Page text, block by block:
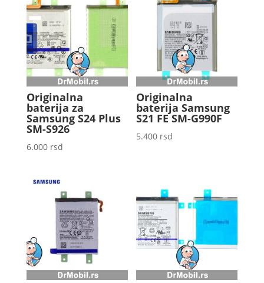
Originalna
baterija za
Samsung S24 Plus
SM-S926
6.000 rsd
Originalna
baterija Samsung
S21 FE SM-G990F
5.400 rsd